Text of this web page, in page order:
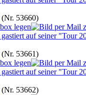
(Nr. 53660)
(Nr. 53661)
(Nr. 53662)